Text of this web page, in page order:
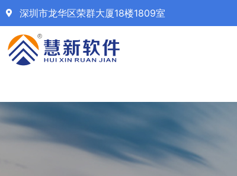
深圳市龙华区荣群大厦18楼1809室